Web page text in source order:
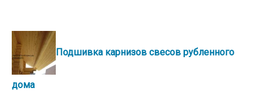
Подшивка карнизов свесов рубленного
дома